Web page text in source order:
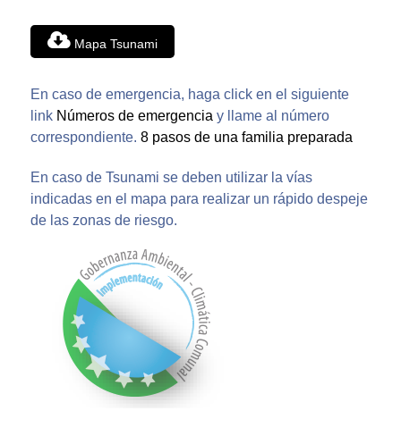
Mapa Tsunami
En caso de emergencia, haga click en el siguiente
link Números de emergencia y llame al número
correspondiente. 8 pasos de una familia preparada
En caso de Tsunami se deben utilizar la vías
indicadas en el mapa para realizar un rápido despeje
de las zonas de riesgo.